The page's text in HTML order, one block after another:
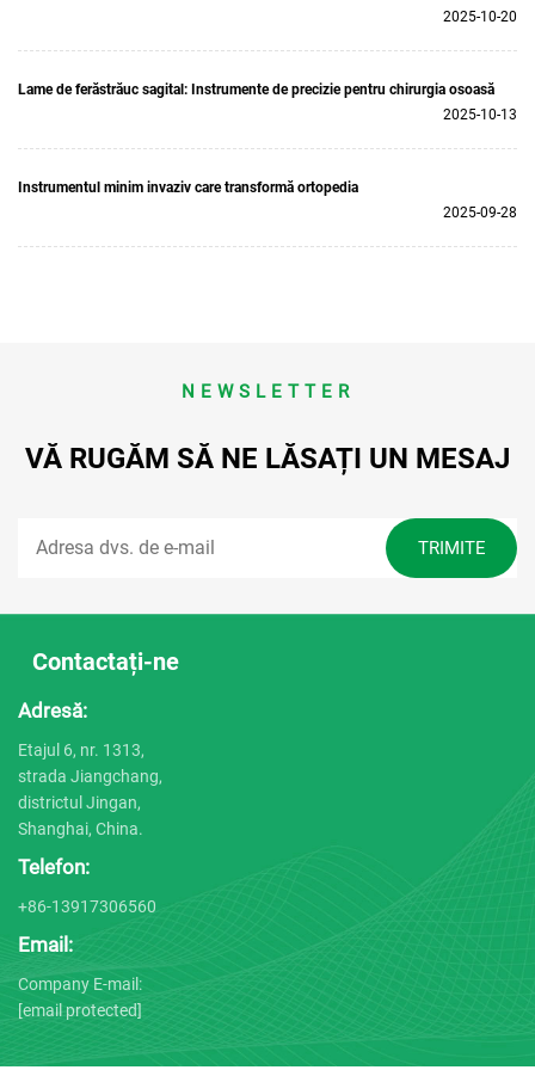
2025-10-20
Lame de ferăstrăuc sagital: Instrumente de precizie pentru chirurgia osoasă
2025-10-13
Instrumentul minim invaziv care transformă ortopedia
2025-09-28
NEWSLETTER
VĂ RUGĂM SĂ NE LĂSAȚI UN MESAJ
Contactați-ne
Adresă:
Etajul 6, nr. 1313,
strada Jiangchang,
districtul Jingan,
Shanghai, China.
Telefon:
+86-13917306560
Email:
Company E-mail:
[email protected]